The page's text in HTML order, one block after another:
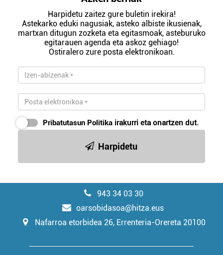
Harpidetu zaitez gure buletin irekira!
Astekarko eduki nagusiak, asteko albiste ikusienak,
martxan ditugun zozketa eta egitasmoak, asteburuko
egitarauen agenda eta askoz gehiago!
Ostiralero zure posta elektronikoan.
Pribatutasun Politika irakurri eta onartzen dut.
Harpidetu
943 34 03 30
oarsobidasoa@hitza.eus
Nafarroa etorbidea 26, Errenteria-Orereta 20100